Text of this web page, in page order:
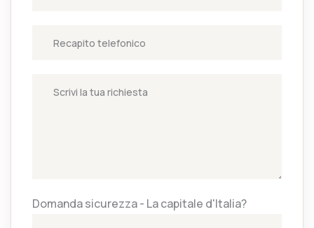
Domanda sicurezza - La capitale d'Italia?